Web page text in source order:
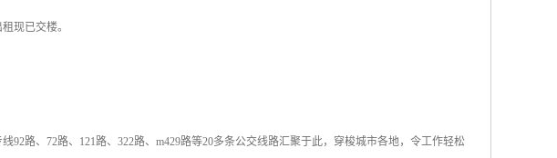
现已交楼。
92路、72路、121路、322路、m429路等20多条公交线路汇聚于此，穿梭城市各地，令工作轻松